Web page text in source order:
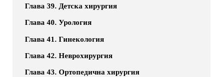
Глава 39. Детска хирургия
Глава 40. Урология
Глава 41. Гинекология
Глава 42. Неврохирургия
Глава 43. Ортопедична хирургия